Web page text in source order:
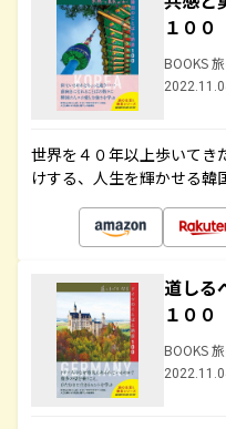
１００
BOOKS
世界を４０年以上歩いてき
けする、人生を輝かせる韓
道しる
１００
BOOKS